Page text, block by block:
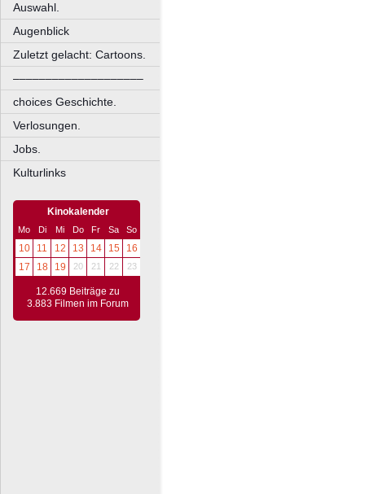
Auswahl.
Augenblick
Zuletzt gelacht: Cartoons.
––––––––––––––––––––
choices Geschichte.
Verlosungen.
Jobs.
Kulturlinks
Kinokalender
Mo Di Mi Do Fr Sa So
10 11 12 13 14 15
16
17
18 19 20 21 22 23
12.669 Beiträge zu
3.883 Filmen im Forum